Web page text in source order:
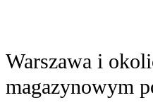
Warszawa i
magazynowym